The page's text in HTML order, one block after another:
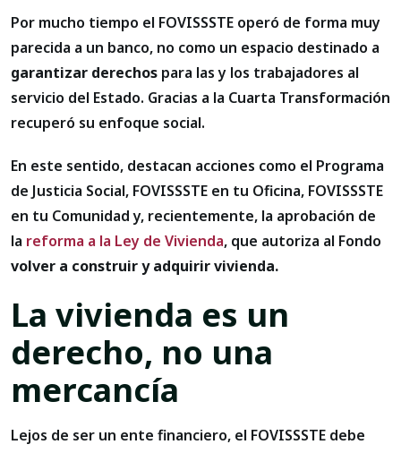
Por mucho tiempo el FOVISSSTE operó de forma muy
parecida a un banco, no como un espacio destinado a
garantizar derechos para las y los trabajadores al
servicio del Estado. Gracias a la Cuarta Transformación
recuperó su enfoque social.
En este sentido, destacan acciones como el Programa
de Justicia Social, FOVISSSTE en tu Oficina, FOVISSSTE
en tu Comunidad y, recientemente, la aprobación de
la reforma a la Ley de Vivienda, que autoriza al Fondo
volver a construir y adquirir vivienda.
La vivienda es un
derecho, no una
mercancía
Lejos de ser un ente financiero, el FOVISSSTE debe